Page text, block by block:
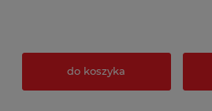
do koszyka